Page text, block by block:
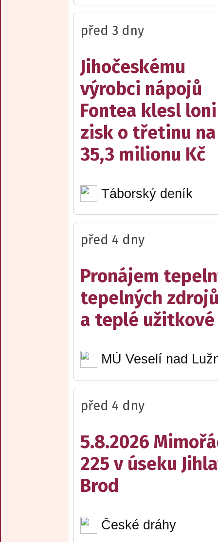
před 3 dny
Jihočeskému
výrobci nápojů
Fontea klesl loni
zisk o třetinu na
35,3 milionu Kč
Táborský deník
před 4 dny
Pronájem
tepelných
a teplé užitkové
MÚ Veselí nad
před 4 dny
5.8.2026
225 v úseku
Brod
České dráhy